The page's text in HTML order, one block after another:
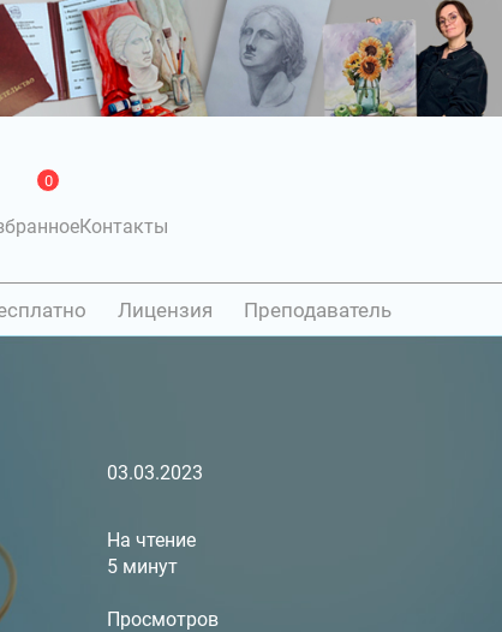
0
Контакты
Лицензия Преподаватель
03.03.2023
На чтение
5 минут
Просмотров